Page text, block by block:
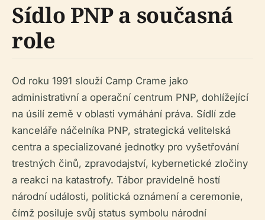
Sídlo PNP a současná
role
Od roku 1991 slouží Camp Crame jako
administrativní a operační centrum PNP, dohlížející
na úsilí země v oblasti vymáhání práva. Sídlí zde
kanceláře náčelníka PNP, strategická velitelská
centra a specializované jednotky pro vyšetřování
trestných činů, zpravodajství, kybernetické zločiny
a reakci na katastrofy. Tábor pravidelně hostí
národní události, politická oznámení a ceremonie,
čímž posiluje svůj status symbolu národní